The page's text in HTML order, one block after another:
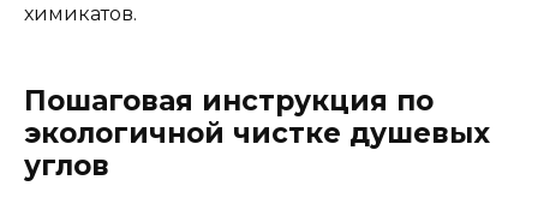
химикатов.
Пошаговая инструкция по
экологичной чистке душевых
углов